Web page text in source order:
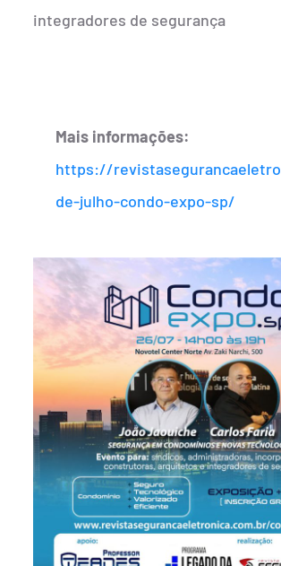
integradores de segurança
Mais informações:
https://
de-julho-condo-expo-sp/